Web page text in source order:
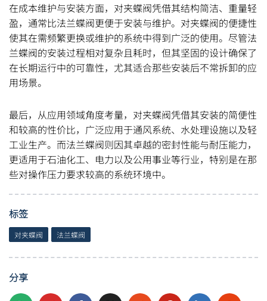
在成本维护与安装方面，对夹蝶阀凭借其结构简洁、重量轻
盈，通常比法兰蝶阀更便于安装与维护。对夹蝶阀的便捷性
使其在需频繁更换或维护的系统中得到广泛的使用。尽管法
兰蝶阀的安装过程相对复杂且耗时，但其坚固的设计确保了
在长期运行中的可靠性，尤其适合那些安装后不常拆卸的应
用场景。
最后，从应用领域角度考量，对夹蝶阀凭借其安装的简便性
和较高的性价比，广泛应用于通风系统、水处理设施以及轻
工业生产。而法兰蝶阀则因其卓越的密封性能与耐压能力，
更适用于石油化工、电力以及公用事业等行业，特别是在那
些对操作压力要求较高的系统环境中。
标签
对夹蝶阀 法兰蝶阀
分享